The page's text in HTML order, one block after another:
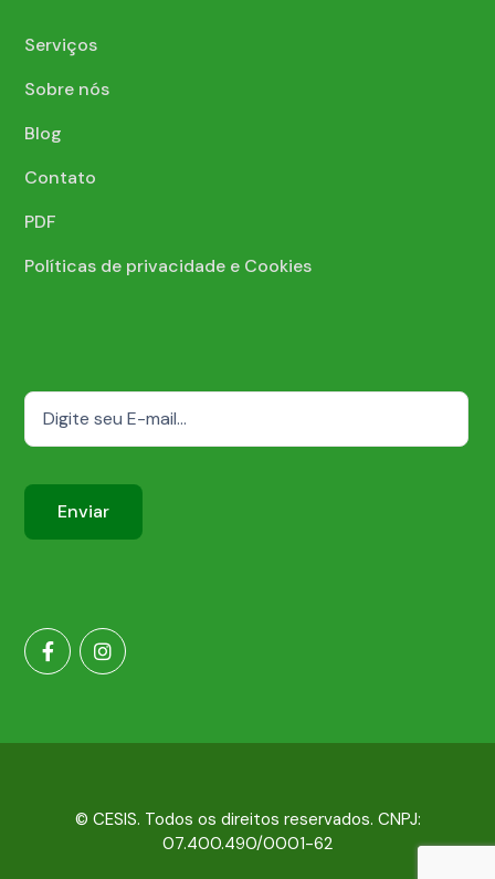
Serviços
Sobre nós
Blog
Contato
PDF
Políticas de privacidade e Cookies
© CESIS. Todos os direitos reservados. CNPJ:
07.400.490/0001-62